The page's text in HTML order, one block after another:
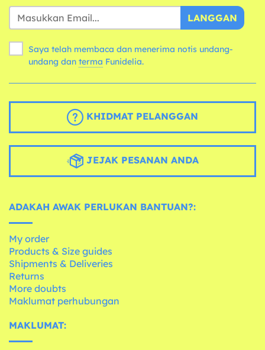
LANGGAN
Saya telah membaca dan menerima notis undang-
undang dan terma Funidelia.
KHIDMAT PELANGGAN
JEJAK PESANAN ANDA
ADAKAH AWAK PERLUKAN BANTUAN?:
My order
Products & Size guides
Shipments & Deliveries
Returns
More doubts
Maklumat perhubungan
MAKLUMAT: